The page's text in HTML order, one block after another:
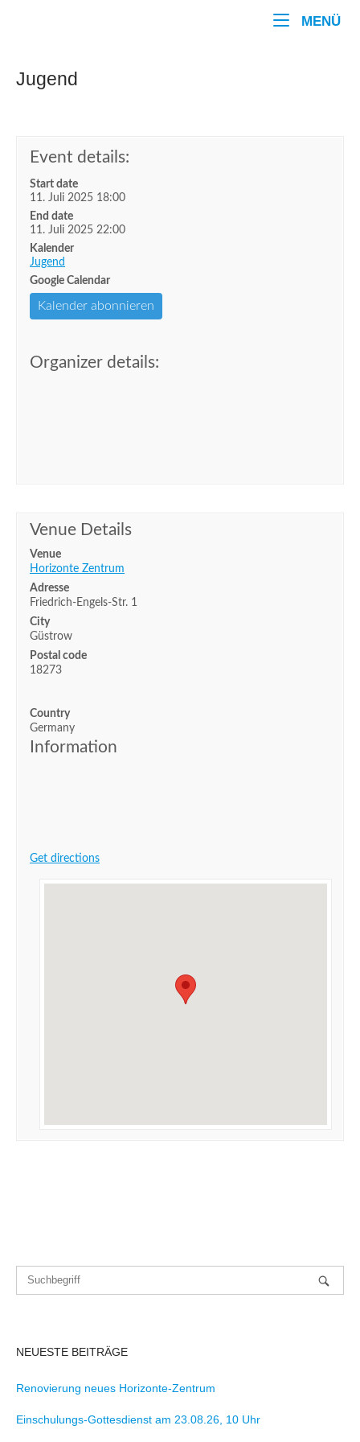
MENÜ
Jugend
Event details:
Start date
11. Juli 2025 18:00
End date
11. Juli 2025 22:00
Kalender
Jugend
Google Calendar
Kalender abonnieren
Organizer details:
Venue Details
Venue
Horizonte Zentrum
Adresse
Friedrich-Engels-Str. 1
City
Güstrow
Postal code
18273
Country
Germany
Information
Get directions
NEUESTE BEITRÄGE
Renovierung neues Horizonte-Zentrum
Einschulungs-Gottesdienst am 23.08.26, 10 Uhr